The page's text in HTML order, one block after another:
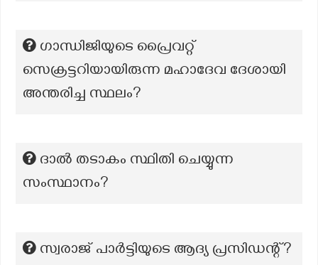
ഗാന്ധിജിയുടെ പ്രൈവറ്റ്
സെക്രട്ടറിയായിരുന്ന മഹാദേവ ദേശായി
അന്തരിച്ച സ്ഥലം?
ദാൽ തടാകം സ്ഥിതി ചെയ്യുന്ന
സംസ്ഥാനം?
സ്വരാജ് പാർട്ടിയുടെ ആദ്യ പ്രസിഡന്റ്?